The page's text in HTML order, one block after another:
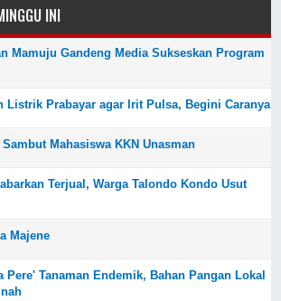
INI
Mamuju Gandeng Media Sukseskan Program
Listrik Prabayar agar Irit Pulsa, Begini Caranya
Mahasiswa KKN Unasman
Terjual, Warga Talondo Kondo Usut
Majene
Pere' Tanaman Endemik, Bahan Pangan Lokal